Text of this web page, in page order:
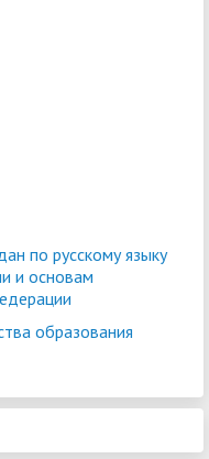
по русскому языку
и основам
образования